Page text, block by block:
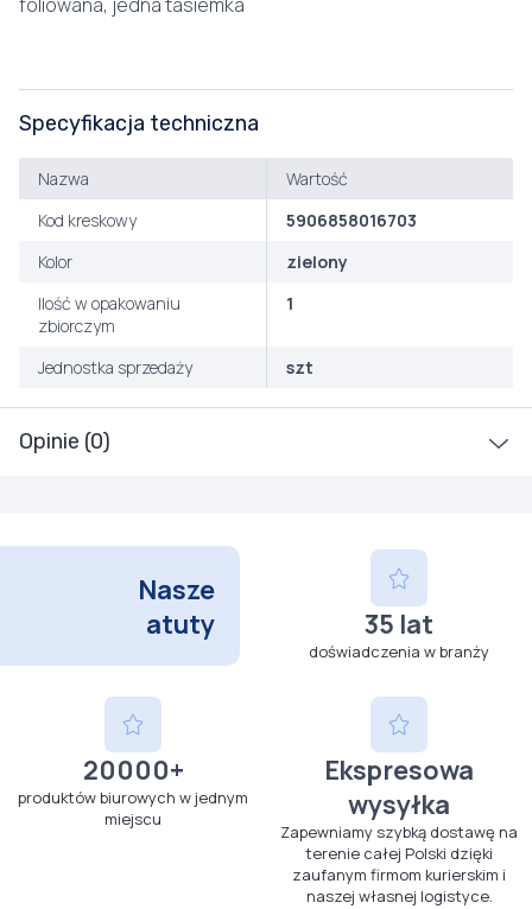
Opinie (0)
Specyfikacja techniczna
Nazwa
Wartość
Kod kreskowy
5906858016703
Kolor
zielony
Ilość w opakowaniu
zbiorczym
1
Jednostka sprzedaży szt
Nasze
atuty
35 lat
doświadczenia w branży
20000+
produktów biurowych w jednym
miejscu
Ekspresowa
wysyłka
Zapewniamy szybką dostawę na
terenie całej Polski dzięki
zaufanym firmom kurierskim i
naszej własnej logistyce.